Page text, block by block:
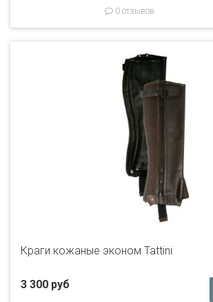
0 отзывов
Краги кожаные эконом Tattini
3 300 руб